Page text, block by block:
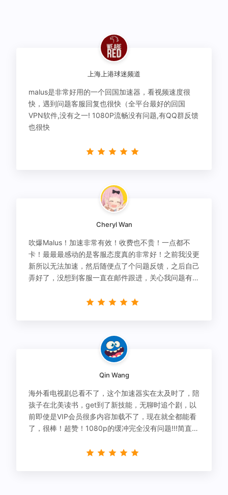
上海上港球迷频道
malus是非常好用的一个回国加速器，看视频速度很
快，遇到问题客服回复也很快（全平台最好的回国
VPN软件,没有之一! 1080P流畅没有问题,有QQ群反馈
也很快
Cheryl Wan
吹爆Malus！加速非常有效！收费也不贵！一点都不
卡！最最最感动的是客服态度真的非常好！之前我没更
新所以无法加速，然后随便点了个问题反馈，之后自己
弄好了，没想到客服一直在邮件跟进，关心我问题有没
Qin Wang
海外看电视剧总看不了，这个加速器实在太及时了，陪
孩子在北美读书，get到了新技能，无聊时追个剧，以
前即使是VIP会员很多内容加载不了，现在就全都能看
了，很棒！超赞！1080p的缓冲完全没有问题!!!简直救